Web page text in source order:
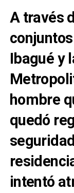
A través
Ibagué y
hombre
quedó
intentó